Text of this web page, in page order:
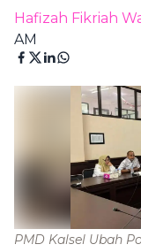
Hafizah Fikriah
AM
PMD Kalsel Ubah